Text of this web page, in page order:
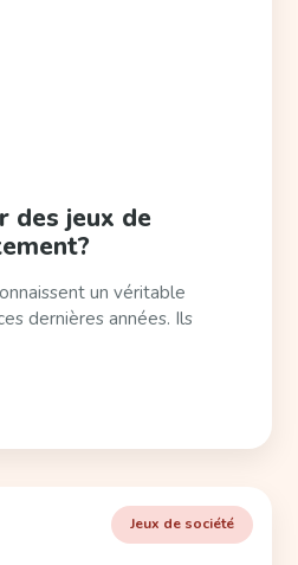
des jeux de
un véritable
dernières années. Ils
Jeux de société